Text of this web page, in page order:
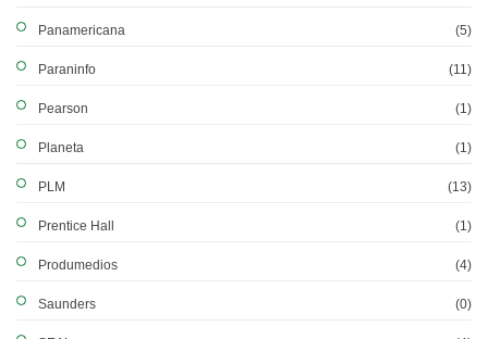
Panamericana (5)
Paraninfo (11)
Pearson (1)
Planeta (1)
PLM (13)
Prentice Hall (1)
Produmedios (4)
Saunders (0)